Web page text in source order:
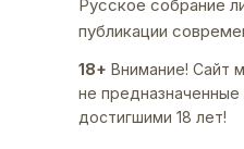
Русское собрание
публикации
18+ Внимание! Сайт
не
достигшими 18 лет!